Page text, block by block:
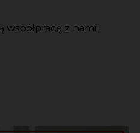
współpracę z nami!